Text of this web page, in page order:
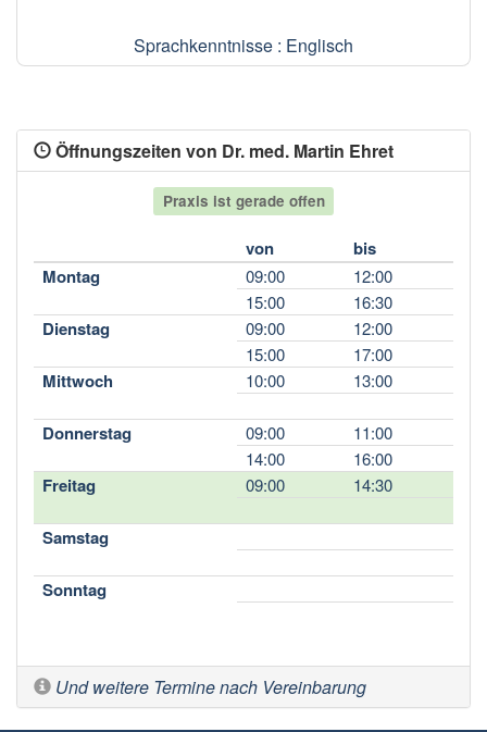
Sprachkenntnisse : Englisch
Öffnungszeiten von Dr. med. Martin Ehret
Praxis ist gerade offen
von
bis
Montag
09:00
12:00
15:00
16:30
Dienstag 09:00
12:00
15:00
17:00
Mittwoch 10:00 13:00
Donnerstag 09:00
11:00
14:00
16:00
Freitag 09:00 14:30
Samstag
Sonntag
Und weitere Termine nach Vereinbarung